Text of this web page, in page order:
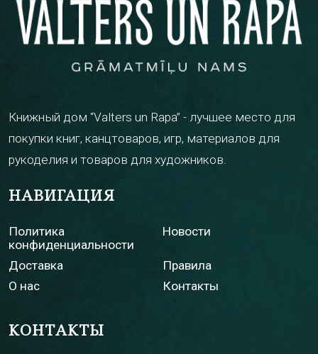
Книжный дом “Valters un Rapa” - лучшее место для
покупки книг, канцтоваров, игр, материалов для
рукоделия и товаров для художников.
НАВИГАЦИЯ
Политика
конфиденциальности
Новости
Доставка
Правила
О нас
Контакты
КОНТАКТЫ